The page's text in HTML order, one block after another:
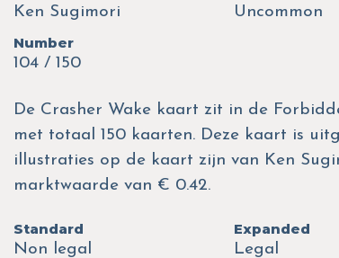
Ken Sugimori
Uncommon
Number
104 / 150
De Crasher Wake kaart zit in de
met totaal 150 kaarten. Deze kaart is
illustraties op de kaart zijn van Ken
marktwaarde van € 0.42.
Standard
Non legal
Expanded
Legal